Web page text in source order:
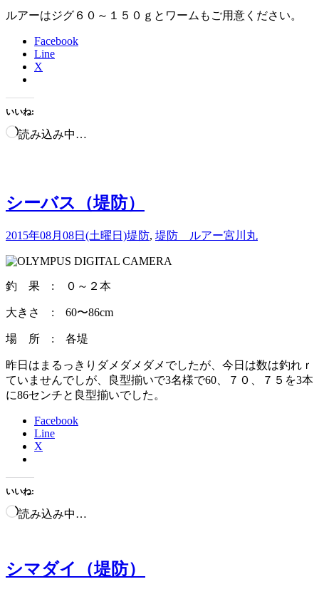
ルアーはジグ６０～１５０ｇとワームもご用意ください。
Facebook
Line
X
いいね:
読み込み中…
シーバス（堤防）
2015年08月08日(土曜日)堤防, 堤防 ルアー宮川丸
釣 果 : ０～２本
大きさ : 60〜86cm
場 所 : 各堤
昨日はまるっきりダメダメダメでしたが、今日は数は釣れｒ
ていませんでしが、良型揃いで3名様で60、７０、７５を3本
に86センチと良型揃いでした。
Facebook
Line
X
いいね:
読み込み中…
シマダイ（堤防）